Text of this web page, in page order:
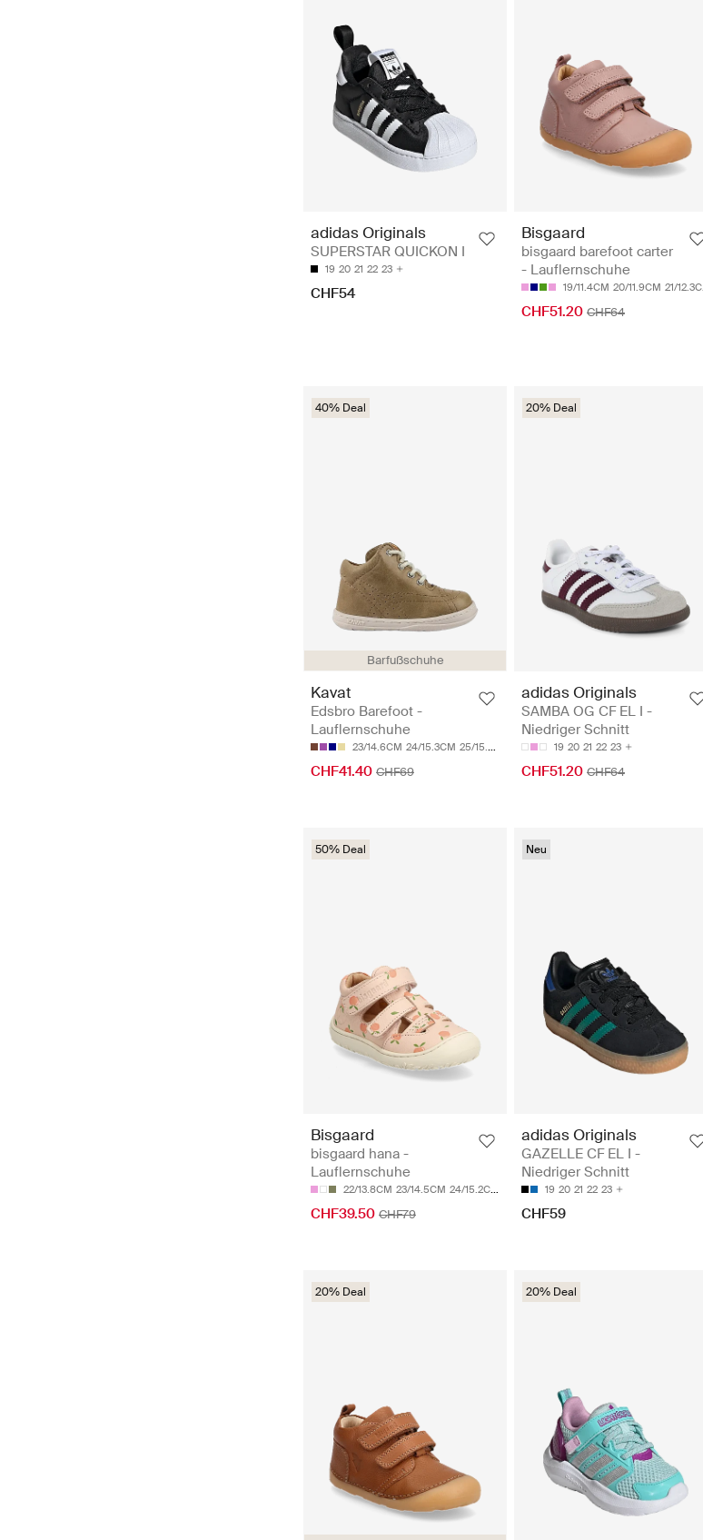
adidas Originals
SUPERSTAR QUICKON I
19 20 21 22 23
CHF54
Bisgaard
bisgaard barefoot carter
- Lauflernschuhe
19/11.4CM 20/11.9CM 21/12.3CM
CHF51.20 CHF64
Barfußschuhe
40% Deal
Kavat
Edsbro Barefoot -
Lauflernschuhe
23/14.6CM 24/15.3CM 25/15.9CM
CHF41.40 CHF69
20% Deal
adidas Originals
SAMBA OG CF EL I -
Niedriger Schnitt
19 20 21 22 23
CHF51.20 CHF64
50% Deal
Bisgaard
bisgaard hana -
Lauflernschuhe
22/13.8CM 23/14.5CM 24/15.2CM 25/15.9CM 26/16.5CM
CHF39.50 CHF79
Neu
adidas Originals
GAZELLE CF EL I -
Niedriger Schnitt
19 20 21 22 23
CHF59
20% Deal 20% Deal